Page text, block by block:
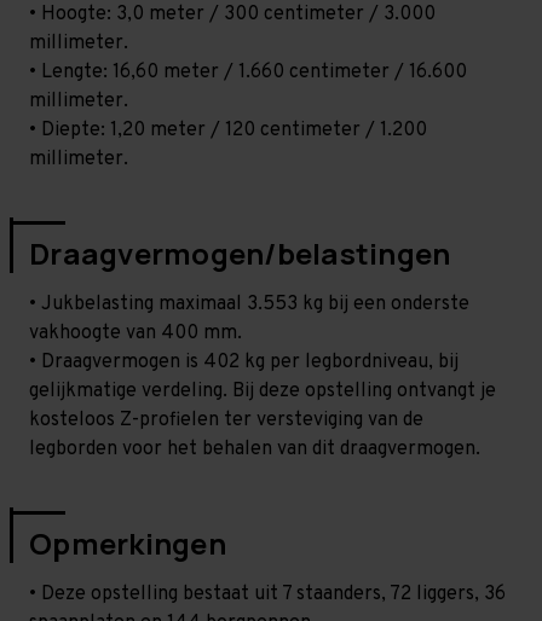
• Hoogte: 3,0 meter / 300 centimeter / 3.000
millimeter.
• Lengte: 16,60 meter / 1.660 centimeter / 16.600
millimeter.
• Diepte: 1,20 meter / 120 centimeter / 1.200
millimeter.
Draagvermogen/belastingen
• Jukbelasting maximaal 3.553 kg bij een onderste
vakhoogte van 400 mm.
• Draagvermogen is 402 kg per legbordniveau, bij
gelijkmatige verdeling. Bij deze opstelling ontvangt je
kosteloos Z-profielen ter versteviging van de
legborden voor het behalen van dit draagvermogen.
Opmerkingen
• Deze opstelling bestaat uit 7 staanders, 72 liggers, 36